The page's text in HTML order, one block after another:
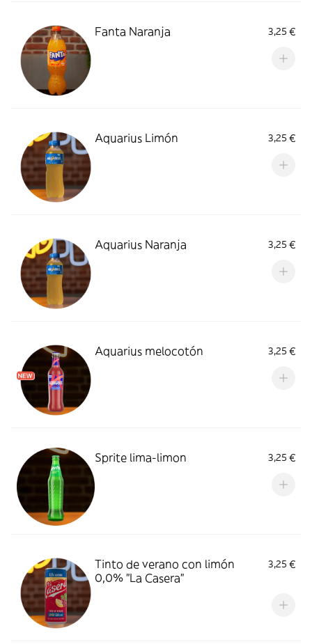
Fanta Naranja 3,25 €
Aquarius Limón 3,25 €
Aquarius Naranja 3,25 €
Aquarius melocotón 3,25 €
Sprite lima-limon 3,25 €
Tinto de verano con limón
0,0% "La Casera"
3,25 €